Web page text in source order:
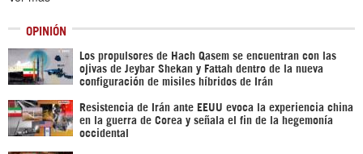
OPINIÓN
Los propulsores de Hach Qasem se encuentran con las
ojivas de Jeybar Shekan y Fattah dentro de la nueva
configuración de misiles híbridos de Irán
Resistencia de Irán ante EEUU evoca la experiencia china
en la guerra de Corea y señala el fin de la hegemonía
occidental